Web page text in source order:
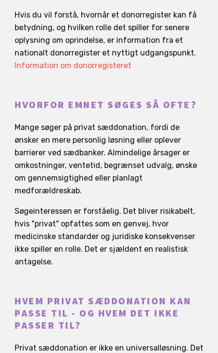
Hvis du vil forstå, hvornår et donorregister kan få
betydning, og hvilken rolle det spiller for senere
oplysning om oprindelse, er information fra et
nationalt donorregister et nyttigt udgangspunkt.
Information om donorregisteret
HVORFOR EMNET SØGES SÅ OFTE?
Mange søger på privat sæddonation, fordi de
ønsker en mere personlig løsning eller oplever
barrierer ved sædbanker. Almindelige årsager er
omkostninger, ventetid, begrænset udvalg, ønske
om gennemsigtighed eller planlagt
medforældreskab.
Søgeinteressen er forståelig. Det bliver risikabelt,
hvis "privat" opfattes som en genvej, hvor
medicinske standarder og juridiske konsekvenser
ikke spiller en rolle. Det er sjældent en realistisk
antagelse.
HVEM PRIVAT SÆDDONATION KAN
PASSE TIL - OG HVEM DET IKKE
PASSER TIL?
Privat sæddonation er ikke en universalløsning. Det